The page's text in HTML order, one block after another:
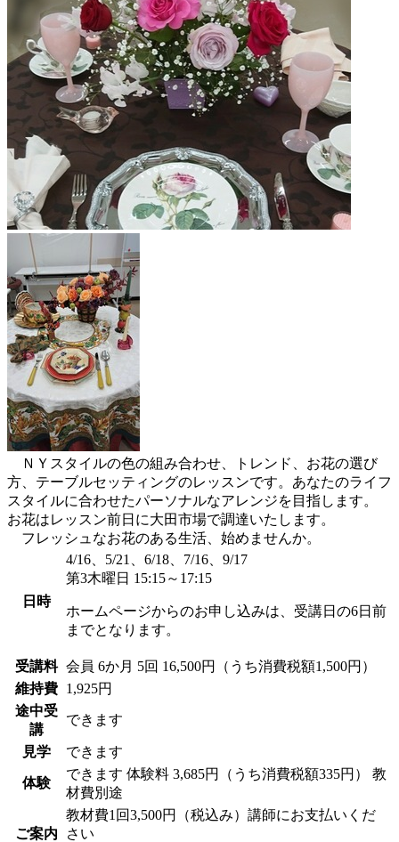
ＮＹスタイルの色の組み合わせ、トレンド、お花の選び
方、テーブルセッティングのレッスンです。あなたのライフ
スタイルに合わせたパーソナルなアレンジを目指します。
お花はレッスン前日に大田市場で調達いたします。
フレッシュなお花のある生活、始めませんか。
日時
4/16、5/21、6/18、7/16、9/17
第3木曜日 15:15～17:15
ホームページからのお申し込みは、受講日の6日前
までとなります。
受講料 会員 6か月 5回 16,500円（うち消費税額1,500円）
維持費
1,925円
途中受
講
できます
見学 できます
体験
できます 体験料 3,685円（うち消費税額335円） 教
材費別途
ご案内
教材費1回3,500円（税込み）講師にお支払いくだ
さい